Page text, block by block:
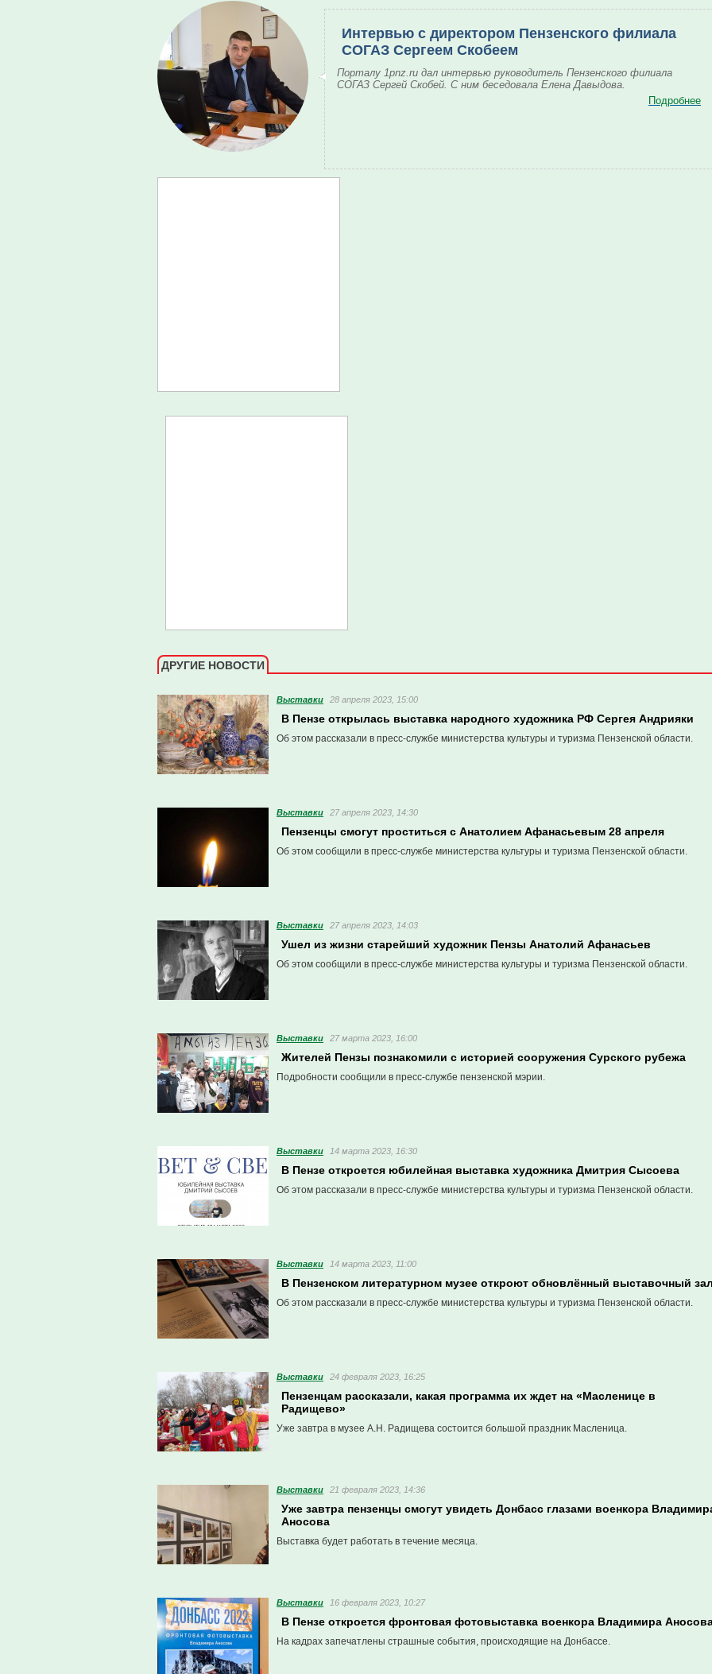
Интервью с директором Пензенского филиала
СОГАЗ Сергеем Скобеем
Порталу 1pnz.ru дал интервью руководитель Пензенского филиала
СОГАЗ Сергей Скобей. С ним беседовала Елена Давыдова.
Подробнее
ДРУГИЕ НОВОСТИ
Выставки 28 апреля 2023, 15:00
В Пензе открылась выставка народного художника РФ Сергея Андрияки
Об этом рассказали в пресс-службе министерства культуры и туризма Пензенской области.
Выставки 27 апреля 2023, 14:30
Пензенцы смогут проститься с Анатолием Афанасьевым 28 апреля
Об этом сообщили в пресс-службе министерства культуры и туризма Пензенской области.
Выставки 27 апреля 2023, 14:03
Ушел из жизни старейший художник Пензы Анатолий Афанасьев
Об этом сообщили в пресс-службе министерства культуры и туризма Пензенской области.
Выставки 27 марта 2023, 16:00
Жителей Пензы познакомили с историей сооружения Сурского рубежа
Подробности сообщили в пресс-службе пензенской мэрии.
Выставки 14 марта 2023, 16:30
В Пензе откроется юбилейная выставка художника Дмитрия Сысоева
Об этом рассказали в пресс-службе министерства культуры и туризма Пензенской области.
Выставки 14 марта 2023, 11:00
В Пензенском литературном музее откроют обновлённый выставочный
Об этом рассказали в пресс-службе министерства культуры и туризма Пензенской области.
Выставки 24 февраля 2023, 16:25
Пензенцам рассказали, какая программа их ждет на «Масленице в
Радищево»
Уже завтра в музее А.Н. Радищева состоится большой праздник Масленица.
Выставки 21 февраля 2023, 14:36
Уже завтра пензенцы смогут увидеть Донбасс глазами военкора
Аносова
Выставка будет работать в течение месяца.
Выставки 16 февраля 2023, 10:27
В Пензе откроется фронтовая фотовыставка военкора Владимира
На кадрах запечатлены страшные события, происходящие на Донбассе.